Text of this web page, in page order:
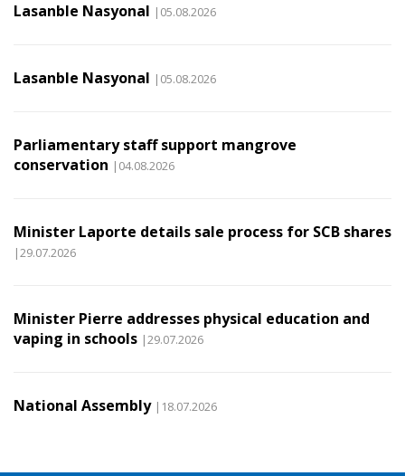
Lasanble Nasyonal |05.08.2026
Lasanble Nasyonal |05.08.2026
Parliamentary staff support mangrove
conservation |04.08.2026
Minister Laporte details sale process for SCB shares
|29.07.2026
Minister Pierre addresses physical education and
vaping in schools |29.07.2026
National Assembly |18.07.2026